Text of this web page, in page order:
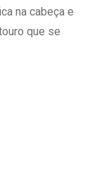
na cabeça e
que se